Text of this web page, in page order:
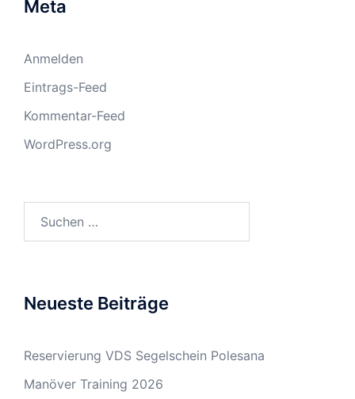
Meta
Anmelden
Eintrags-Feed
Kommentar-Feed
WordPress.org
Neueste Beiträge
Reservierung VDS Segelschein Polesana
Manöver Training 2026